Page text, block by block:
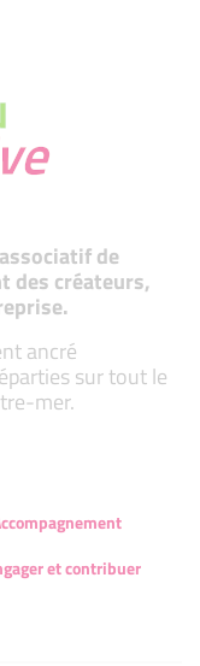
de
des créateurs,
ancré
sur tout le
mer.
et contribuer